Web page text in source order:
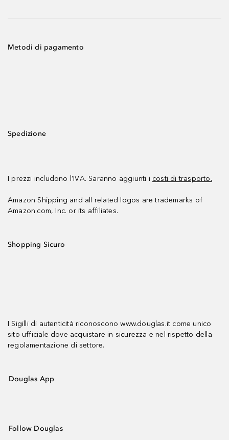
Metodi di pagamento
Spedizione
I prezzi includono l’IVA. Saranno aggiunti i costi di trasporto.
Amazon Shipping and all related logos are trademarks of
Amazon.com, Inc. or its affiliates.
Shopping Sicuro
I Sigilli di autenticità riconoscono www.douglas.it come unico
sito ufficiale dove acquistare in sicurezza e nel rispetto della
regolamentazione di settore.
Douglas App
Follow Douglas